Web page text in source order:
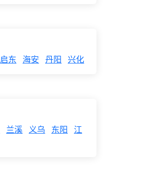
启东 海安 丹阳 兴化
兰溪 义乌 东阳
江